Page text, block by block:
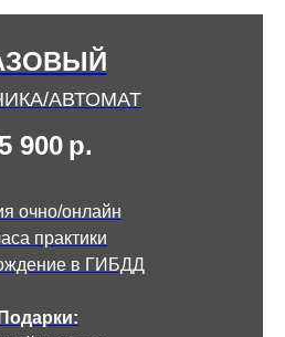
АВТОМАТ
900 р.
очно/онлайн
практики
в ГИБДД
Подарки: